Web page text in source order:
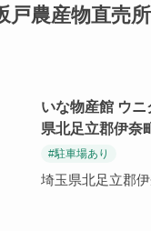
戸農産物直売
いな物産館 ウ
県北足立郡伊奈
#駐車場あり
埼玉県北足立郡